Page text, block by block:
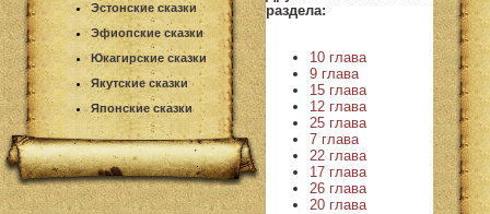
Эстонские сказки
Эфиопские сказки
Юкагирские сказки
Якутские сказки
Японские сказки
раздела:
10 глава
9 глава
15 глава
12 глава
25 глава
7 глава
22 глава
17 глава
26 глава
20 глава